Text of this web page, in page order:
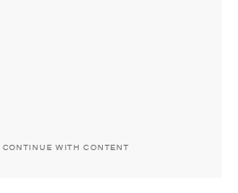
CONTINUE WITH CONTENT